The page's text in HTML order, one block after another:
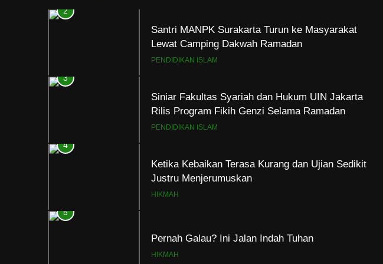
2
Santri MANPK Surakarta Turun ke Masyarakat
Lewat Camping Dakwah Ramadan
PENDIDIKAN ISLAM
3
Siniar Fakultas Syariah dan Hukum UIN Jakarta
Rilis Program Fikih Genzi Selama Ramadan
PENDIDIKAN ISLAM
4
Ketika Kebaikan Terasa Kurang dan Ujian Sedikit
Justru Menjerumuskan
HIKMAH
5
Pernah Galau? Ini Jalan Indah Tuhan
HIKMAH